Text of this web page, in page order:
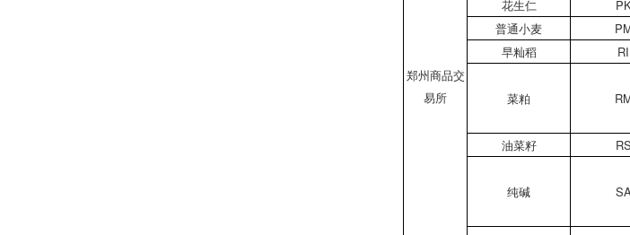
郑州商品交
易所
花生仁
普通小麦
早籼稻
RI
菜粕
油菜籽
RS
纯碱